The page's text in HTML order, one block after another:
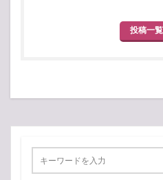
投稿一